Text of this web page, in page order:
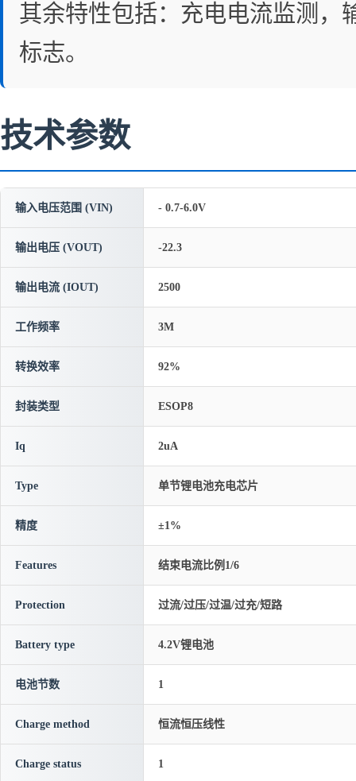
其余特性包括：充电电流监测，
标志。
技术参数
输入电压范围 (VIN) - 0.7-6.0V
输出电压 (VOUT) -22.3
输出电流 (IOUT) 2500
工作频率 3M
转换效率 92%
封装类型 ESOP8
Iq 2uA
Type 单节锂电池充电芯片
精度 ±1%
Features 结束电流比例1/6
Protection 过流/过压/过温/过充/短路
Battery type 4.2V锂电池
电池节数 1
Charge method 恒流恒压线性
Charge status 1